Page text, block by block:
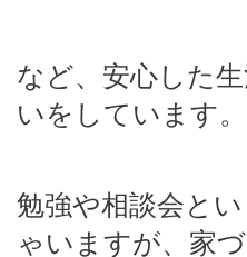
など、安心した
いをしています。
勉強や相談会と
ゃいますが、家